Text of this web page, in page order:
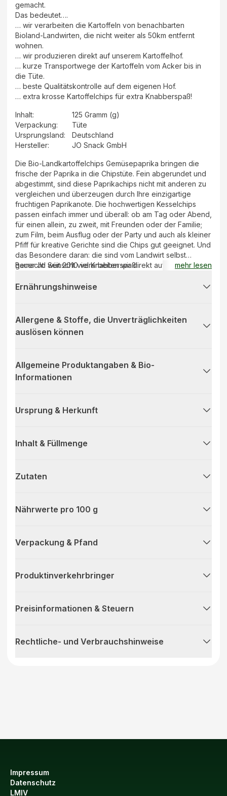
gemacht.
Das bedeutet….
… wir verarbeiten die Kartoffeln von benachbarten
Bioland-Landwirten, die nicht weiter als 50km entfernt
wohnen.
… wir produzieren direkt auf unserem Kartoffelhof.
… kurze Transportwege der Kartoffeln vom Acker bis in
die Tüte.
… beste Qualitätskontrolle auf dem eigenen Hof.
… extra krosse Kartoffelchips für extra Knabberspaß!
Inhalt:
125 Gramm (g)
Verpackung:
Tüte
Ursprungsland:
Deutschland
Hersteller: JO Snack GmbH
Die Bio-Landkartoffelchips Gemüsepaprika bringen die
frische der Paprika in die Chipstüte. Fein abgerundet und
abgestimmt, sind diese Paprikachips nicht mit anderen zu
vergleichen und überzeugen durch Ihre einzigartige
fruchtigen Paprikanote. Die hochwertigen Kesselchips
passen einfach immer und überall: ob am Tag oder Abend,
für einen allein, zu zweit, mit Freunden oder der Familie;
zum Film, beim Ausflug oder der Party und auch als kleiner
Pfiff für kreative Gerichte sind die Chips gut geeignet. Und
das Besondere daran: die sind vom Landwirt selbst
gemacht! Seit 2010 verarbeiten wir direkt auf dem
bereits seit vielen Generation anbauen. Die Bio-Knollen
Bauer Jo wünscht viel Knabberspaß! mehr lesen
Ernährungshinweise
Allergene & Stoffe, die Unverträglichkeiten
auslösen können
Allgemeine Produktangaben & Bio-
Informationen
Ursprung & Herkunft
Inhalt & Füllmenge
Zutaten
Nährwerte pro 100 g
Verpackung & Pfand
Produktinverkehrbringer
Preisinformationen & Steuern
Rechtliche- und Verbrauchshinweise
Impressum
Datenschutz
LMIV